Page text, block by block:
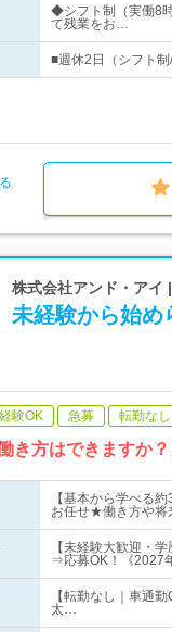
◆シフト制（実働8
て残業をお…
■週休2日（シフト
株式会社アンド・アイ
未経験から始め
験OK 急募 転勤なし
き方はできますか
【基本から学べる
お任せ★働き方や将
【未経験大歓迎・
⇒応募OK！《2027
【転勤なし｜車通
太…